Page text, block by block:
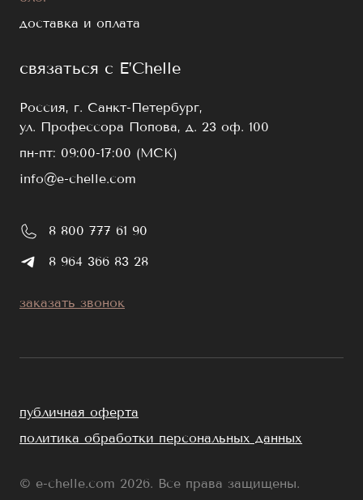
доставка и оплата
связаться с E’Chelle
Россия, г. Санкт-Петербург,
ул. Профессора Попова, д. 23 оф. 100
пн-пт: 09:00-17:00 (МСК)
info@e-chelle.com
8 800 777 61 90
8 964 366 83 28
заказать звонок
публичная оферта
политика обработки персональных данных
© e-chelle.com 2026. Все права защищены.